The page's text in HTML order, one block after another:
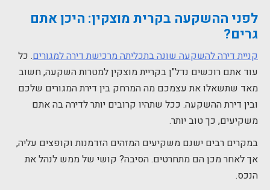
לפני ההשקעה בקרית מוצקין: היכן אתם
גרים?
קניית דירה להשקעה שונה בתכליתה מרכישת דירה למגורים. כל
עוד אתם רוכשים נדל"ן בקריית מוצקין למטרות השקעה, חשוב
מאד שתשאלו את עצמכם מה המרחק בין דירת המגורים שלכם
ובין דירת ההשקעה. ככל שתהיו קרובים יותר לדירה בה אתם
משקיעים, כך טוב יותר.
במקרים רבים ישנם משקיעים המזהים הזדמנות וקופצים עליה,
אך לאחר מכן הם מתחרטים. הסיבה? קושי של ממש לנהל את
הנכס.